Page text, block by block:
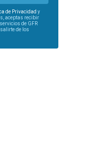
de Privacidad y
aceptas recibir
de GFR
de los